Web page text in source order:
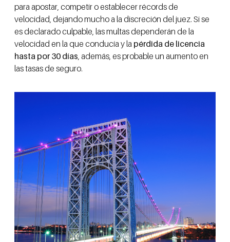
para apostar, competir o establecer récords de
velocidad, dejando mucho a la discreción del juez. Si se
es declarado culpable, las multas dependerán de la
velocidad en la que conducía y la pérdida de licencia
hasta por 30 días , además, es probable un aumento en
las tasas de seguro.